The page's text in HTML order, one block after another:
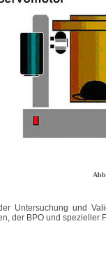
Untersuchung und
der BPO und